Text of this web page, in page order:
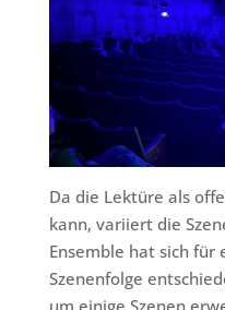
Da die Lektüre als
kann, variiert die
Ensemble hat sich für
Szenenfolge
um einige Szenen